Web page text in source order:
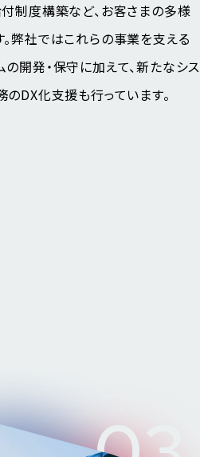
制度構築など、お客さまの多様
弊社ではこれらの事業を支える
開発・保守に加えて、新たなシス
DX化支援も行っています。